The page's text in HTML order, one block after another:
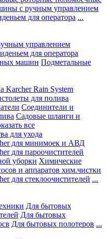
с ручным управлением
для оператора ...
управлением
для оператора
машин Подметальные
Karcher Rain System
для полива
Соединители и
Садовые шланги и
все
для ухода
для минимоек и АВД
для пароочистителей
уборки Химические
и аппаратов хим.чистки
для стеклоочистителей ...
Для бытовых
Для бытовых
Для бытовых полотеров ...